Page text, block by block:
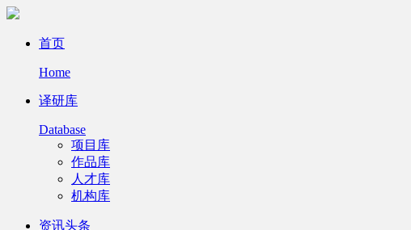
首页
Home
译研库
Database
项目库
作品库
人才库
机构库
资讯头条